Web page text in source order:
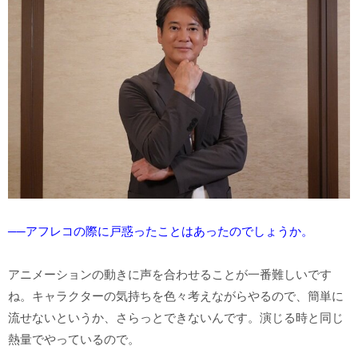
──アフレコの際に戸惑ったことはあったのでしょうか。
アニメーションの動きに声を合わせることが一番難しいです
ね。キャラクターの気持ちを色々考えながらやるので、簡単に
流せないというか、さらっとできないんです。演じる時と同じ
熱量でやっているので。